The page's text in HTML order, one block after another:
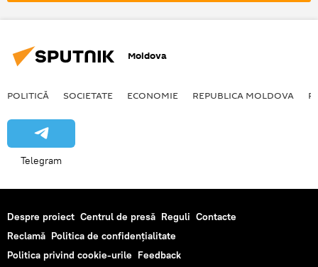
Moldova
POLITICĂ SOCIETATE ECONOMIE REPUBLICA MOLDOVA
Telegram
Despre proiect Centrul de presă Reguli Contacte
Reclamă Politica de confidențialitate
Politica privind cookie-urile Feedback